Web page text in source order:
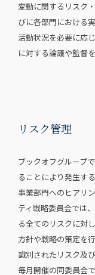
変動に関するリスク
びに各部門における
活動状況を必要に応
に対する論議や監督
リスク管理
ブックオフグループ
ることにより発生す
事業部門へのヒアリ
ティ戦略委員会では
る全てのリスクに対
方針や戦略の策定を行
識別されたリスク及
毎月開催の同委員会